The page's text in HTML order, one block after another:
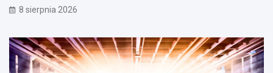
8 sierpnia 2026